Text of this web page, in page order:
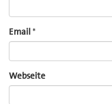
Email*
Webseite